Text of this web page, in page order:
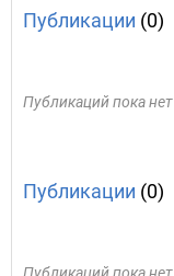
Публикации (0)
Публикаций пока нет
Публикации (0)